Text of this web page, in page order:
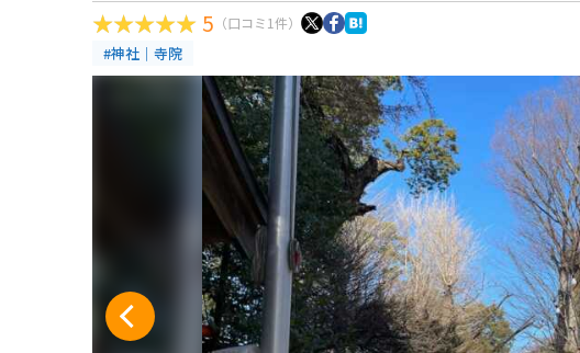
5 （口コミ1件）
#神社｜寺院